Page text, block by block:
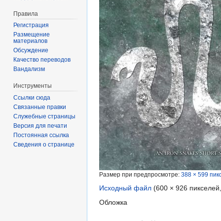
Размер при предпросмотре: 388 × 599
Исходный файл (600 × 926
Обложка
Правила
Регистрация
Размещение
материалов
Обсуждение
Качество переводов
Вандализм
Инструменты
Ссылки сюда
Связанные правки
Служебные страницы
Версия для печати
Постоянная ссылка
Сведения о странице